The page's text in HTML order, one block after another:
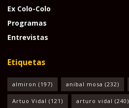
Ex Colo-Colo
Programas
Entrevistas
Etiquetas
almiron (197) anibal mosa (232)
Artuo Vidal (121) arturo vidal (240)